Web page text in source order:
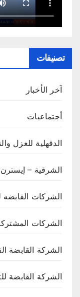
تصنيفات
آخر الأخبار
أجتماعيات
الدقهلية للغزل
الشرقية –
الشركات القابضه
الشركات
الشركة القابضة
الشركة القابضة